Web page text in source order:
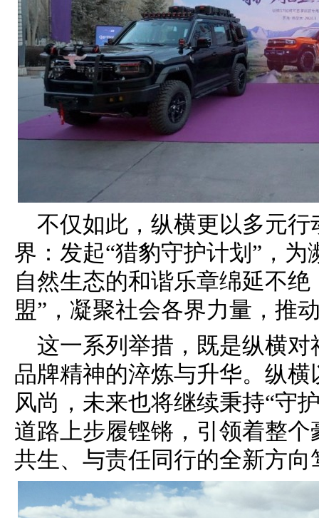
不仅如此，纵横更以多元
界：发起“猎豹守护计划”，
自然生态的和谐乐章绵延不
盟”，凝聚社会各界力量，推
这一系列举措，既是纵横
品牌精神的淬炼与升华。纵
风尚，未来也将继续秉持“守
道路上步履铿锵，引领着整
共生、与责任同行的全新方向